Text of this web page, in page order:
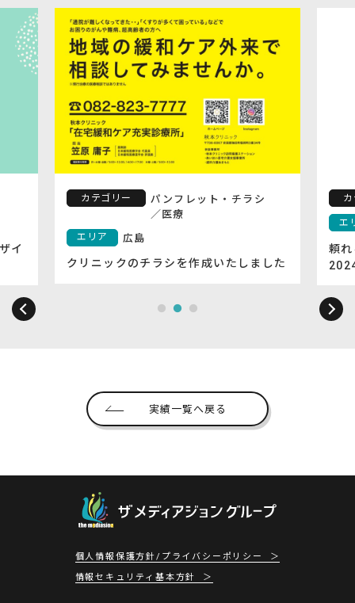
イ
カテゴリー
パンフレット・チラシ
／ 医療
エリア 広島
クリニックのチラシを作成いたしました
エ
頼
実績一覧へ戻る
個人情報保護方針/プライバシーポリシー
情報セキュリティ基本方針